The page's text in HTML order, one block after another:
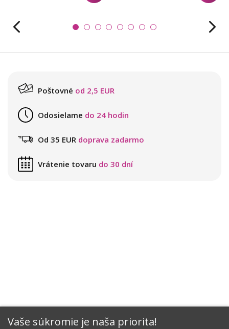
Vaše súkromie je naša priorita!
Poštovné od 2,5 EUR
Odosielame do 24 hodin
Od 35 EUR doprava zadarmo
Vrátenie tovaru do 30 dní